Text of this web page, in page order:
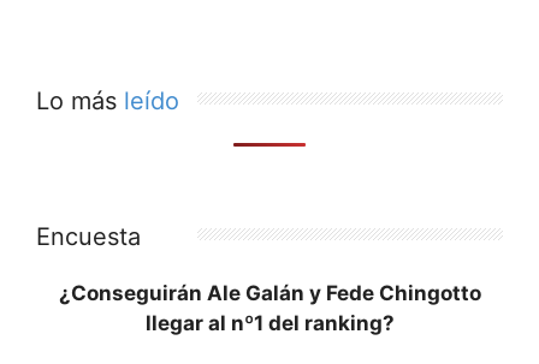
Lo más leído
Encuesta
¿Conseguirán Ale Galán y Fede Chingotto
llegar al nº1 del ranking?